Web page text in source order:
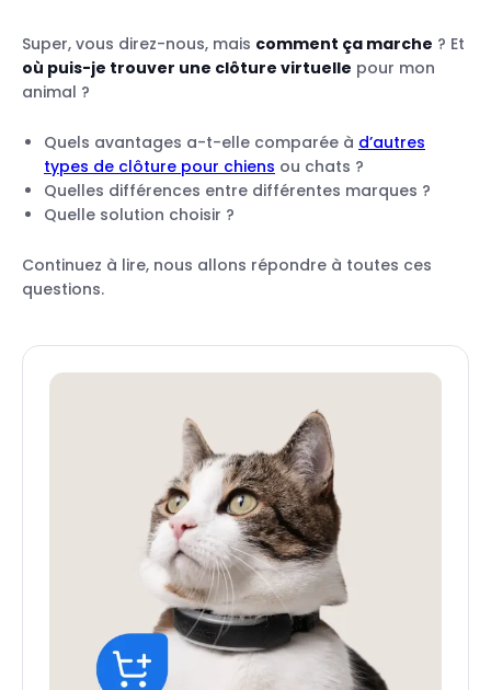
Super, vous direz-nous, mais comment ça marche ? Et
où puis-je trouver une clôture virtuelle pour mon
animal ?
Quels avantages a-t-elle comparée à d’autres
types de clôture pour chiens ou chats ?
Quelles différences entre différentes marques ?
Quelle solution choisir ?
Continuez à lire, nous allons répondre à toutes ces
questions.